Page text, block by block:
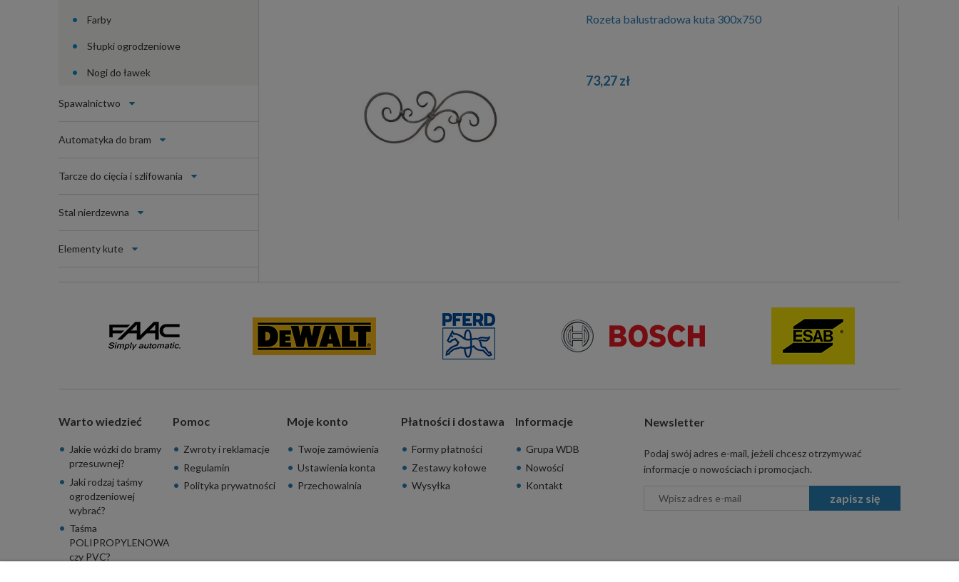
Farby
Słupki ogrodzeniowe
Nogi do ławek
Spawalnictwo
Automatyka do bram
Tarcze do cięcia i szlifowania
Stal nierdzewna
Elementy kute
Rozeta balustradowa kuta 300x750
73,27 zł
Newsletter
Podaj swój adres e-mail, jeżeli chcesz otrzymywać
informacje o nowościach i promocjach.
zapisz się
Warto wiedzieć
Jakie wózki do bramy
przesuwnej?
Jaki rodzaj taśmy
ogrodzeniowej
wybrać?
Taśma
POLIPROPYLENOWA
czy PVC?
Pomoc
Zwroty i reklamacje
Regulamin
Polityka prywatności
Moje konto
Twoje zamówienia
Ustawienia konta
Przechowalnia
Płatności i dostawa
Formy płatności
Zestawy kołowe
Wysyłka
Informacje
Grupa WDB
Nowości
Kontakt